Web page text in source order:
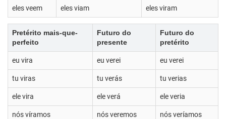
eles veem eles viam eles viram
Pretérito mais-que-
perfeito
Futuro do
presente
Futuro do
pretérito
eu vira eu verei eu verei
tu viras tu verás tu verias
ele vira ele verá ele veria
nós víramos nós veremos nós veríamos